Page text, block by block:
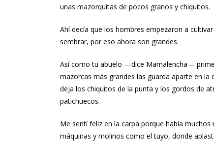
unas mazorquitas de pocos granos y chiquitos.
Ahí decía que los hombres empezaron a
sembrar, por eso ahora son grandes.
Así como tu abuelo —dice Mamalencha—
mazorcas más grandes las guarda aparte en
deja los chiquitos de la punta y los gordos de
patichuecos.
Me sentí feliz en la carpa porque había
máquinas y molinos como el tuyo, donde